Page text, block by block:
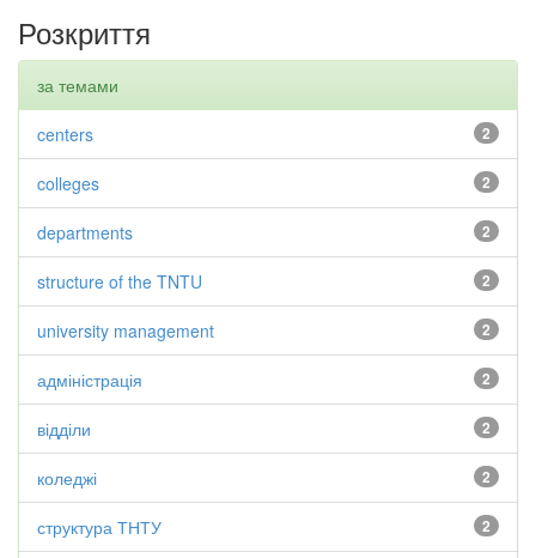
Розкриття
за темами
2
centers
2
colleges
2
departments
2
structure of the TNTU
2
university management
2
адміністрація
2
відділи
2
коледжі
2
структура ТНТУ